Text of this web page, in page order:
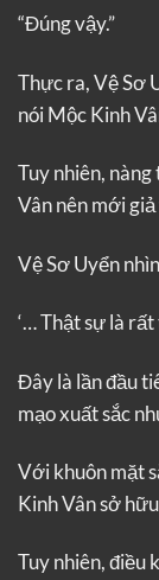
“Đúng vậy.”
Thực ra, Vệ Sơ
nói Mộc Kinh
Tuy nhiên,
Vân nên mới
Vệ Sơ Uyển
‘… Thật sự là rất
Đây là lần đầu
mạo xuất sắc
Với khuôn mặt
Kinh Vân sở
Tuy nhiên, điều